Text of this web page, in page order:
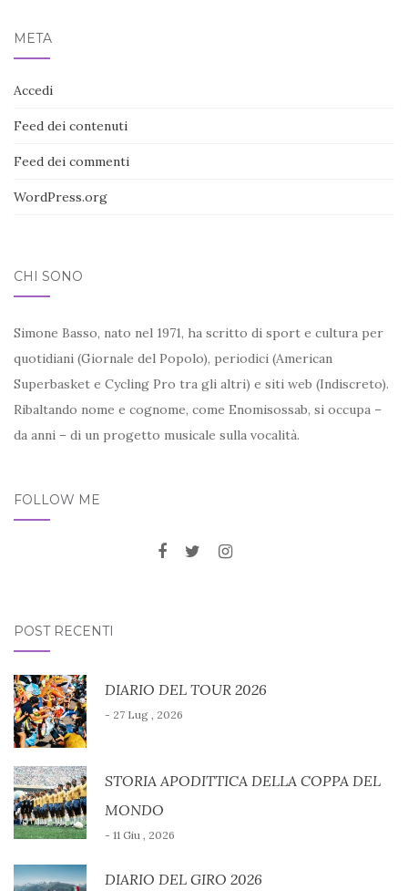
META
Accedi
Feed dei contenuti
Feed dei commenti
WordPress.org
CHI SONO
Simone Basso, nato nel 1971, ha scritto di sport e cultura per
quotidiani (Giornale del Popolo), periodici (American
Superbasket e Cycling Pro tra gli altri) e siti web (Indiscreto).
Ribaltando nome e cognome, come Enomisossab, si occupa –
da anni – di un progetto musicale sulla vocalità.
FOLLOW ME
POST RECENTI
DIARIO DEL TOUR 2026
- 27 Lug , 2026
STORIA APODITTICA DELLA COPPA DEL
MONDO
- 11 Giu , 2026
DIARIO DEL GIRO 2026